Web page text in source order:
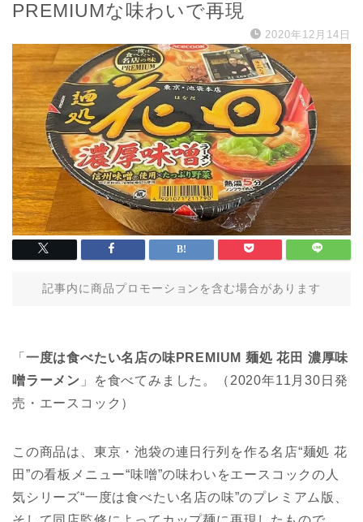
PREMIUMな味わいで再現
2020年12月14日
記事内に商品プロモーションを含む場合があります
「 一度は食べたい名店の味PREMIUM 麺処 花田 濃厚味
噌ラーメン 」を食べてみました。（2020年11月30日発
売・エースコック）
この商品は、東京・池袋の連日行列を作る名店“麺処 花
田”の看板メニュー“味噌”の味わいをエースコックの人
気シリーズ“一度は食べたい名店の味”のプレミアム版、